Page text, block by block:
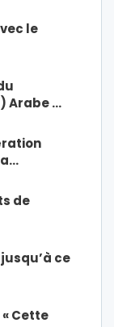
le
Arabe …
de
ce
Cette